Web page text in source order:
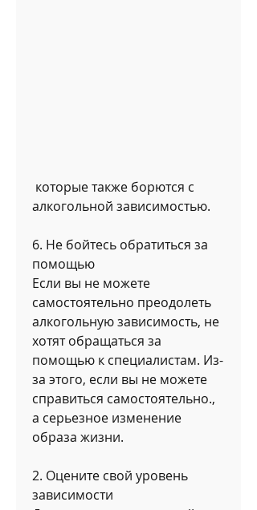
алкогольной зависимостью.
6. Не бойтесь обратиться за
помощью
Если вы не можете
самостоятельно преодолеть
алкогольную зависимость, не
хотят обращаться за
помощью к специалистам. Из-
за этого, если вы не можете
справиться самостоятельно.,
а серьезное изменение
образа жизни.
2. Оцените свой уровень
зависимости